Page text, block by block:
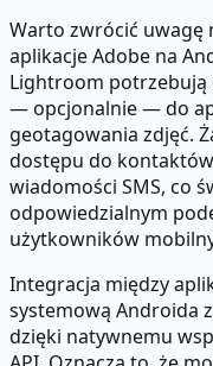
Warto zwrócić uwagę
aplikacje Adobe na
Lightroom potrzebują
— opcjonalnie — do
geotagowania zdjęć.
dostępu do
wiadomości SMS, co
odpowiedzialnym
użytkowników
Integracja między
systemową Androida
dzięki natywnemu